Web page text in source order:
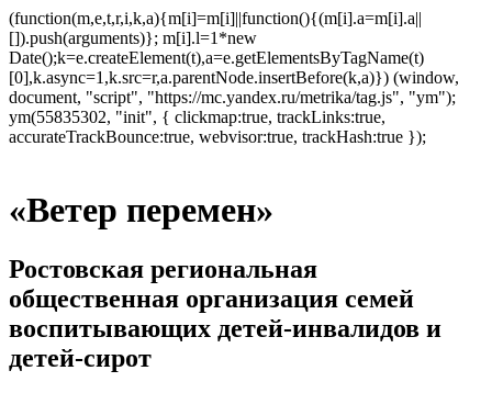
(function(m,e,t,r,i,k,a){m[i]=m[i]||function(){(m[i].a=m[i].a||
[]).push(arguments)}; m[i].l=1*new
Date();k=e.createElement(t),a=e.getElementsByTagName(t)
[0],k.async=1,k.src=r,a.parentNode.insertBefore(k,a)}) (window,
document, "script", "https://mc.yandex.ru/metrika/tag.js", "ym");
ym(55835302, "init", { clickmap:true, trackLinks:true,
accurateTrackBounce:true, webvisor:true, trackHash:true });
«Ветер перемен»
Ростовская региональная
общественная организация семей
воспитывающих детей-инвалидов и
детей-сирот